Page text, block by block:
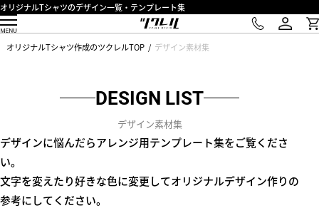
オリジナルTシャツのデザイン一覧・テンプレート集
オリジナルTシャツ作成のツクレルTOP デザイン素材集
DESIGN LIST
デザイン素材集
デザインに悩んだらアレンジ用テンプレート集をご覧くださ
い。
文字を変えたり好きな色に変更してオリジナルデザイン作りの
参考にしてください。